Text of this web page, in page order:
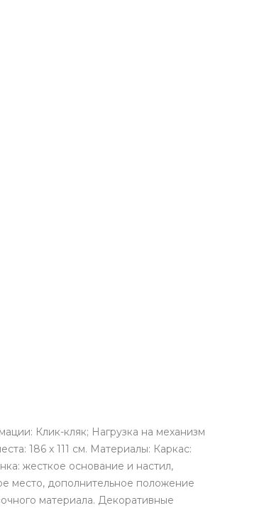
Клик-кляк; Нагрузка на механизм
186 х 111 см. Материалы: Каркас:
жесткое основание и настил,
место, дополнительное положение
материала. Декоративные